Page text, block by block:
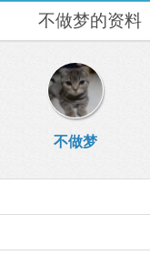
不做梦的资料
不做梦